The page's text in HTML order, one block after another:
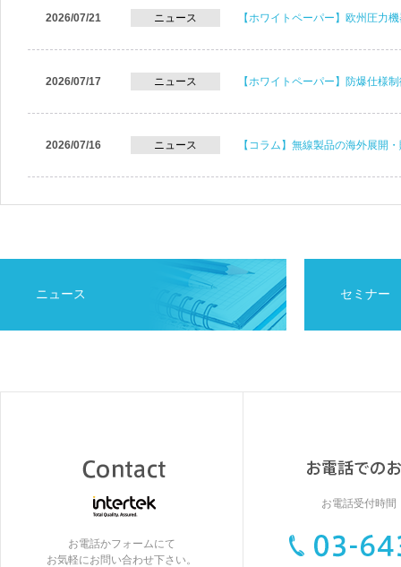
2026/07/21 ニュース 【ホワイトペーパー】欧州圧力
2026/07/17 ニュース 【ホワイトペーパー】防爆仕様
2026/07/16 ニュース 【コラム】無線製品の海外展開
ニュース セミナー
お電話かフォームにて
お気軽にお問い合わせ下さい。
お電話受付時間